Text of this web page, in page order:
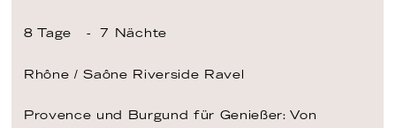
8 Tage 7 Nächte
Rhône / Saône Riverside Ravel
Provence und Burgund für Genießer: Von